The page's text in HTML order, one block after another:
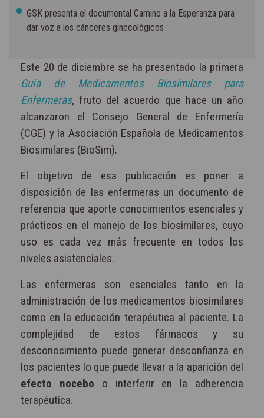
GSK presenta el documental Camino a la Esperanza para
dar voz a los cánceres ginecológicos
Este 20 de diciembre se ha presentado la primera
Guía de Medicamentos Biosimilares para
Enfermeras, fruto del acuerdo que hace un año
alcanzaron el Consejo General de Enfermería
(CGE) y la Asociación Española de Medicamentos
Biosimilares (BioSim).
El objetivo de esa publicación es poner a
disposición de las enfermeras un documento de
referencia que aporte conocimientos esenciales y
prácticos en el manejo de los biosimilares, cuyo
uso es cada vez más frecuente en todos los
niveles asistenciales.
Las enfermeras son esenciales tanto en la
administración de los medicamentos biosimilares
como en la educación terapéutica al paciente. La
complejidad de estos fármacos y su
desconocimiento puede generar desconfianza en
los pacientes lo que puede llevar a la aparición del
efecto nocebo o interferir en la adherencia
terapéutica.